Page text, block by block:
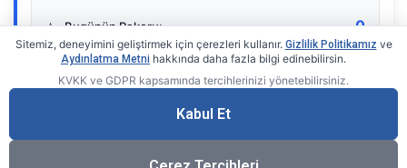
⭐ Bugünün Rekoru: 0
Gerçek zamanlı sayaç
Sitemiz, deneyimini geliştirmek için çerezleri kullanır. Gizlilik Politikamız ve
Aydınlatma Metni hakkında daha fazla bilgi edinebilirsin.
KVKK ve GDPR kapsamında tercihlerinizi yönetebilirsiniz.
Kabul Et